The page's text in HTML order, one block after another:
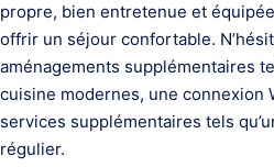
propre, bien entretenue et
offrir un séjour confortable.
aménagements supplémentaires
cuisine modernes, une connexion
services supplémentaires tels
régulier.